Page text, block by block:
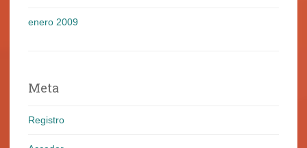
enero 2009
Meta
Registro